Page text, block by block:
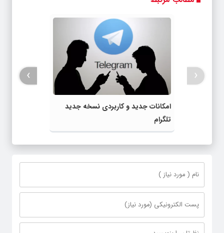
امکانات جدید و کاربردی نسخه جدید
تلگرام
‹
›